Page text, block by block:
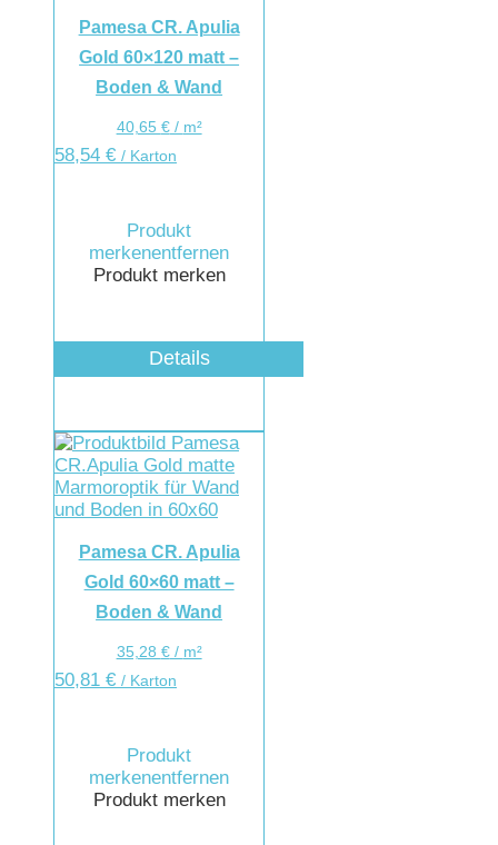
Pamesa CR. Apulia
Gold 60×120 matt –
Boden & Wand
40,65 €/ m²
58,54 € / Karton
Produkt
merkenentfernen
Produkt merken
Details
Pamesa CR. Apulia
Gold 60×60 matt –
Boden & Wand
35,28 €/ m²
50,81 € / Karton
Produkt
merkenentfernen
Produkt merken